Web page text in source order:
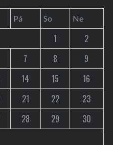
Pá So Ne
1
2
7 8
9
14 15
16
21 22
23
28 29
30